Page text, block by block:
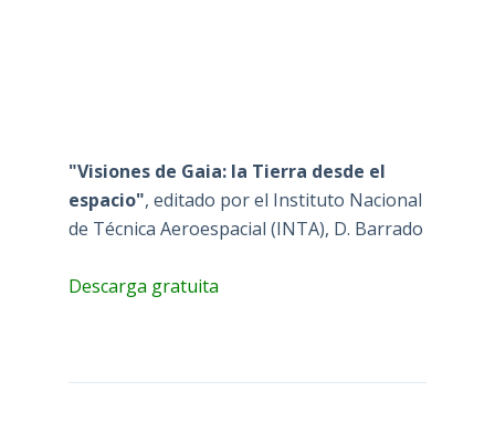
"Visiones de Gaia: la Tierra desde el
espacio", editado por el Instituto Nacional
de Técnica Aeroespacial (INTA), D. Barrado
Descarga gratuita